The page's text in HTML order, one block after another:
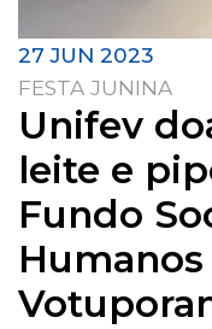
27 JUN 2023
FESTA JUNINA
Unifev
leite e
Fundo